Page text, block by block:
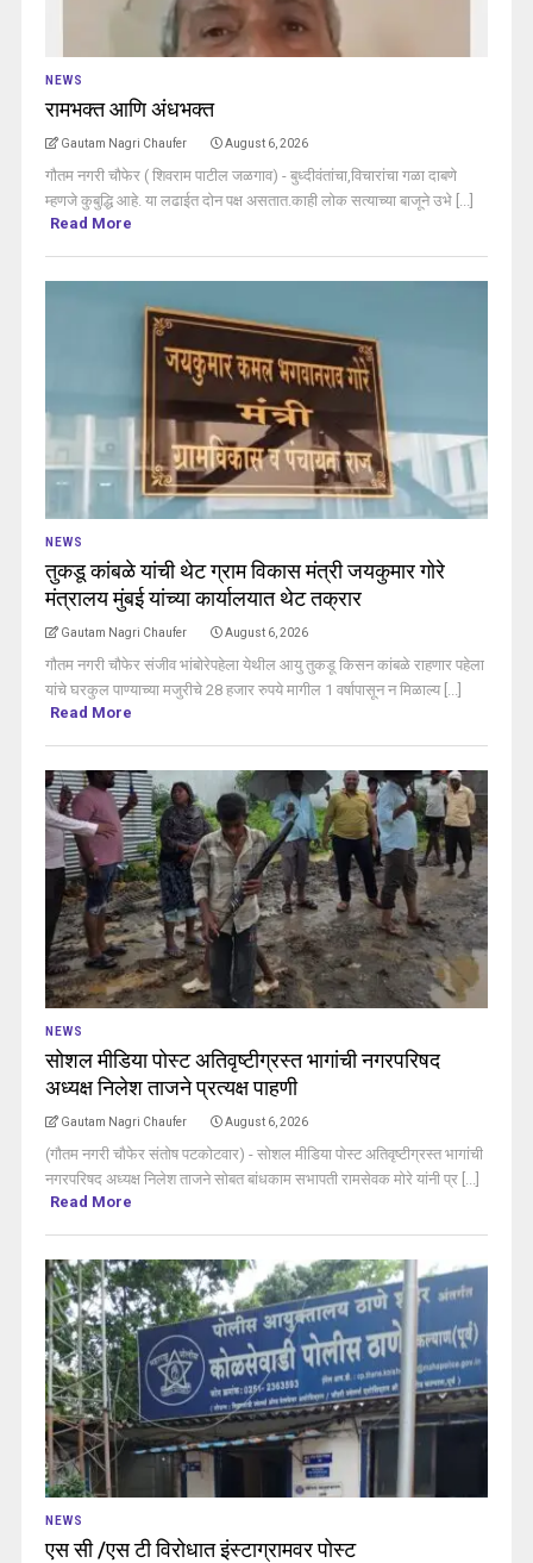
NEWS
रामभक्त आणि अंधभक्त
Gautam Nagri Chaufer August 6, 2026
गौतम नगरी चौफेर ( शिवराम पाटील जळगाव) - बुध्दीवंतांचा,विचारांचा गळा दाबणे
म्हणजे कुबुद्धि आहे. या लढाईत दोन पक्ष असतात.काही लोक सत्याच्या बाजूने उभे [...]
Read More
NEWS
तुकडू कांबळे यांची थेट ग्राम विकास मंत्री जयकुमार गोरे
मंत्रालय मुंबई यांच्या कार्यालयात थेट तक्रार
Gautam Nagri Chaufer August 6, 2026
गौतम नगरी चौफेर संजीव भांबोरेपहेला येथील आयु तुकडू किसन कांबळे राहणार पहेला
यांचे घरकुल पाण्याच्या मजुरीचे 28 हजार रुपये मागील 1 वर्षापासून न मिळाल्य [...]
Read More
NEWS
सोशल मीडिया पोस्ट अतिवृष्टीग्रस्त भागांची नगरपरिषद
अध्यक्ष निलेश ताजने प्रत्यक्ष पाहणी
Gautam Nagri Chaufer August 6, 2026
(गौतम नगरी चौफेर संतोष पटकोटवार) - सोशल मीडिया पोस्ट अतिवृष्टीग्रस्त भागांची
नगरपरिषद अध्यक्ष निलेश ताजने सोबत बांधकाम सभापती रामसेवक मोरे यांनी प्र [...]
Read More
NEWS
एस सी /एस टी विरोधात इंस्टाग्रामवर पोस्ट